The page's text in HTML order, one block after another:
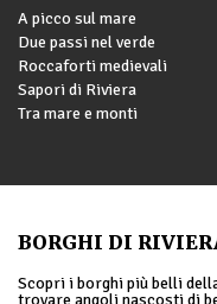
A picco sul mare
Due passi nel verde
Roccaforti medievali
Sapori di Riviera
Tra mare e monti
BORGHI DI
Scopri i borghi più belli
trovare angoli nascosti di